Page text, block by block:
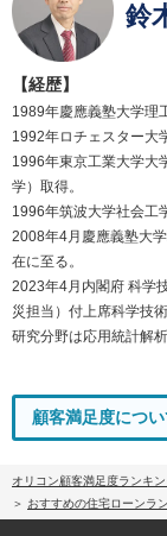
鈴
【経歴】
1989年慶應義塾大学理
1992年ロチェスター大
1996年東京工業大学大
学）取得。
1996年筑波大学社会工
2008年4月慶應義塾大
在に至る。
2023年4月内閣府 科学
災担当）付上席科学技
研究分野は応用統計解
顧客満足度につい
オリコン顧客満足度ランキ
おすすめの住宅ローンラ